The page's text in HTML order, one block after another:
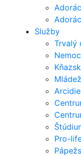
Služby
Trvalý
Pro-